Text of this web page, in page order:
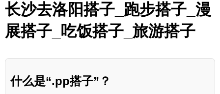
长沙去洛阳搭子_跑步搭子_漫
展搭子_吃饭搭子_旅游搭子
什么是“.pp搭子”？